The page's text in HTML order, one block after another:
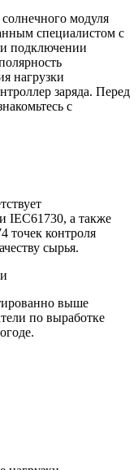
модуля
специалистом с
подключении
нагрузки
заряда. Перед
с
IEC61730, а также
точек контроля
сырья.
выше
по выработке